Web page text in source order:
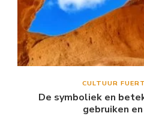
CULTUUR
De symboliek en
gebruiken